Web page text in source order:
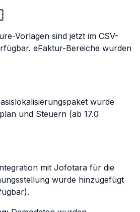
Vorlagen sind jetzt im CSV-
eFaktur-Bereiche wurden
wurde
und Steuern (ab 17.0
mit Jofotara für die
wurde hinzugefügt